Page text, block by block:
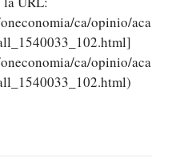
ca/opinio/aca
ca/opinio/aca